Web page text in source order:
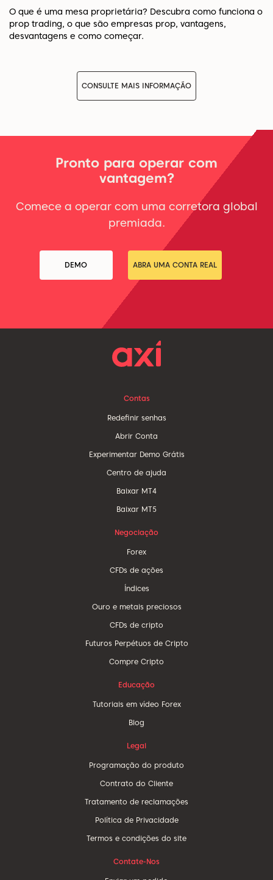
O que é uma mesa proprietária? Descubra como funciona o
prop trading, o que são empresas prop, vantagens,
desvantagens e como começar.
CONSULTE MAIS INFORMAÇÃO
Pronto para operar com
vantagem?
Comece a operar com uma corretora global
premiada.
DEMO ABRA UMA CONTA REAL
Contas
Redefinir senhas
Abrir Conta
Experimentar Demo Grátis
Centro de ajuda
Baixar MT4
Baixar MT5
Negociação
Forex
CFDs de ações
Índices
Ouro e metais preciosos
CFDs de cripto
Futuros Perpétuos de Cripto
Compre Cripto
Educação
Tutoriais em vídeo Forex
Blog
Legal
Programação do produto
Contrato do Cliente
Tratamento de reclamações
Política de Privacidade
Termos e condições do site
Contate-Nos